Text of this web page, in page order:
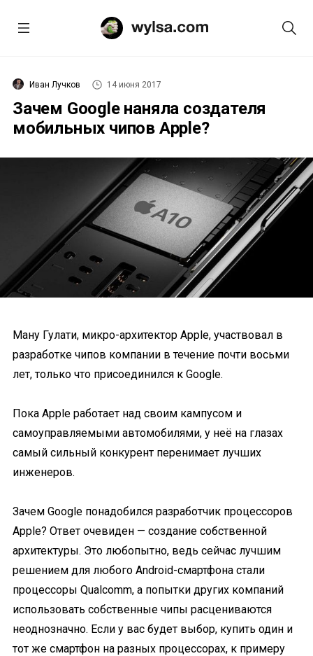
Иван Лучков 14 июня 2017
Зачем Google наняла создателя
мобильных чипов Apple?
Ману Гулати, микро-архитектор Apple, участвовал в
разработке чипов компании в течение почти восьми
лет, только что присоединился к Google.
Пока Apple работает над своим кампусом и
самоуправляемыми автомобилями, у неё на глазах
самый сильный конкурент перенимает лучших
инженеров.
Зачем Google понадобился разработчик процессоров
Apple? Ответ очевиден — создание собственной
архитектуры. Это любопытно, ведь сейчас лучшим
решением для любого Android-смартфона стали
процессоры Qualcomm, а попытки других компаний
использовать собственные чипы расцениваются
неоднозначно. Если у вас будет выбор, купить один и
тот же смартфон на разных процессорах, к примеру